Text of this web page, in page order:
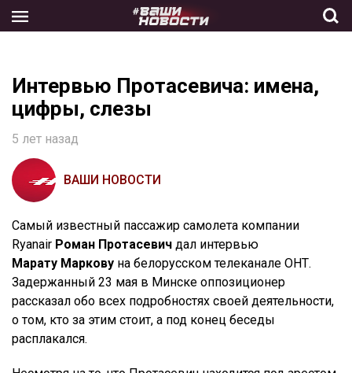
the
Интервью Протасевича: имена,
цифры, слезы
5 лет назад
ВАШИ НОВОСТИ
Самый известный пассажир самолета компании
Ryanair Роман Протасевич дал интервью
Марату Маркову на белорусском телеканале ОНТ.
Задержанный 23 мая в Минске оппозиционер
рассказал обо всех подробностях своей деятельности,
о том, кто за этим стоит, а под конец беседы
расплакался.